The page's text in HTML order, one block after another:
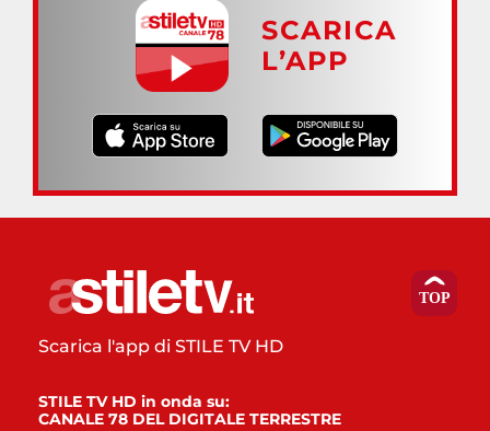
SCARICA
L’APP
Scarica l'app di STILE TV HD
STILE TV HD in onda su:
CANALE 78 DEL DIGITALE TERRESTRE